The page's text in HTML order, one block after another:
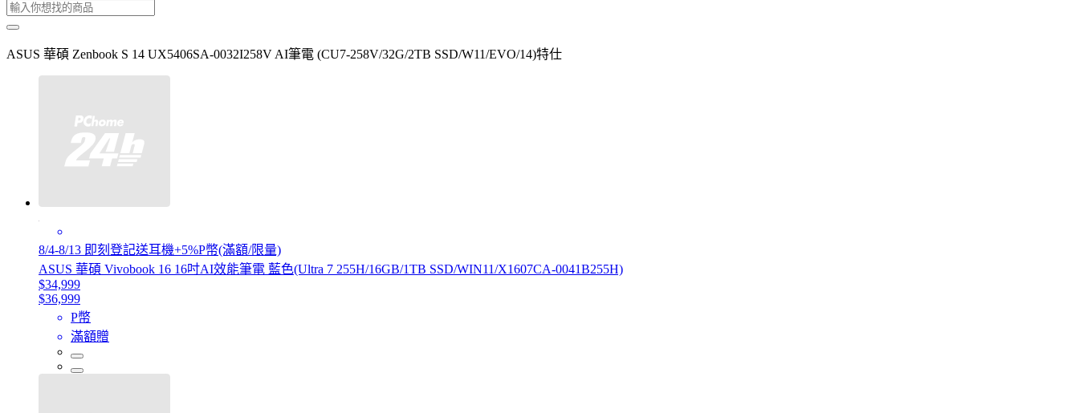
ASUS 華碩 Zenbook S 14 UX5406SA-0032I258V AI筆電 (CU7-258V/32G/2TB SSD/W11/EVO/14)特仕
8/4-8/13 即刻登記送耳機+5%P幣(滿額/限量)
ASUS 華碩 Vivobook 16 16吋AI效能筆電 藍色(Ultra 7 255H/16GB/1TB SSD/WIN11/X1607CA-0041B255H)
$34,999
$36,999
P幣
滿額贈